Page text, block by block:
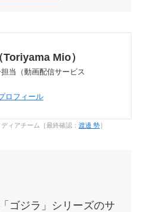
Mio）
当（動画配信サービス
ロフィール
ィアチーム［最終確認： 渡邊 勢］
ゴジラ」シリーズのサ